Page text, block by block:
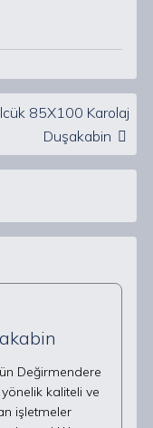
85X100 Karolaj
Duşakabin
Değirmendere
kaliteli ve
işletmeler